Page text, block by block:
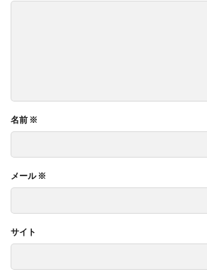
名前 ※
メール※
サイト